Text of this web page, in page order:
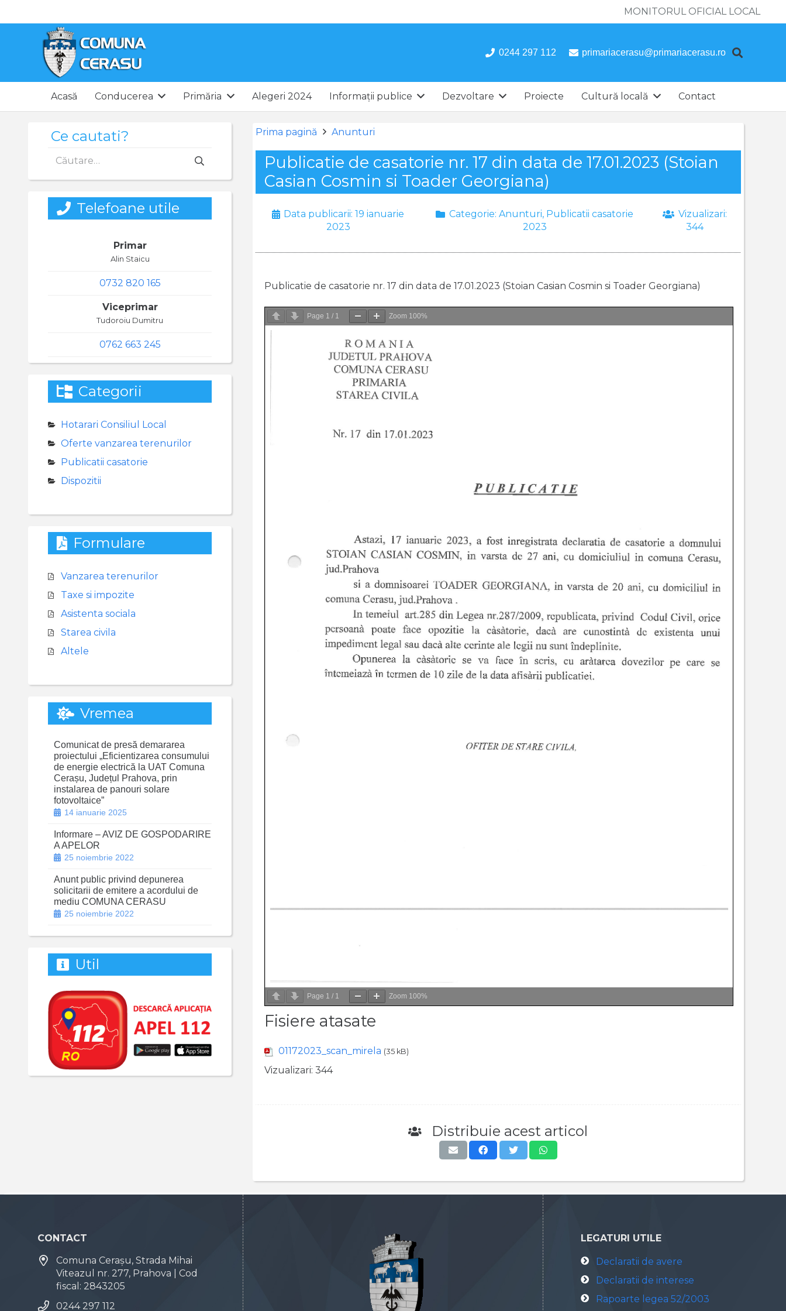
MONITORUL OFICIAL LOCAL
0244 297 112 primariacerasu@primariacerasu.ro
Acasă Conducerea Primăria Alegeri 2024 Informații publice Dezvoltare Proiecte Cultură locală Contact
Prima pagină Anunturi
Publicatie de casatorie nr. 17 din data de 17.01.2023 (Stoian
Casian Cosmin si Toader Georgiana)
Data publicarii:19 ianuarie
2023
Categorie: Anunturi, Publicatii casatorie
2023
Vizualizari:
344
Publicatie de casatorie nr. 17 din data de 17.01.2023 (Stoian Casian Cosmin si Toader Georgiana)
Page 1 / 1 Zoom 100%
Page 1 / 1 Zoom 100%
Fisiere atasate
01172023_scan_mirela (35 kB)
Vizualizari: 344
Distribuie acest articol
Ce cautati?
după:
Telefoane utile
Primar
Alin Staicu
0732 820 165
Viceprimar
Tudoroiu Dumitru
0762 663 245
Categorii
Hotarari Consiliul Local
Oferte vanzarea terenurilor
Publicatii casatorie
Dispozitii
Formulare
Vanzarea terenurilor
Taxe si impozite
Asistenta sociala
Starea civila
Altele
Vremea
Comunicat de presă demararea
proiectului „Eficientizarea consumului
de energie electrică la UAT Comuna
Cerașu, Județul Prahova, prin
instalarea de panouri solare
fotovoltaice”
14 ianuarie 2025
Informare – AVIZ DE GOSPODARIRE
A APELOR
25 noiembrie 2022
Anunt public privind depunerea
solicitarii de emitere a acordului de
mediu COMUNA CERASU
25 noiembrie 2022
Util
CONTACT
Comuna Cerașu, Strada Mihai
Viteazul nr. 277, Prahova | Cod
fiscal: 2843205
0244 297 112
LEGATURI UTILE
Declaratii de avere
Declaratii de interese
Rapoarte legea 52/2003